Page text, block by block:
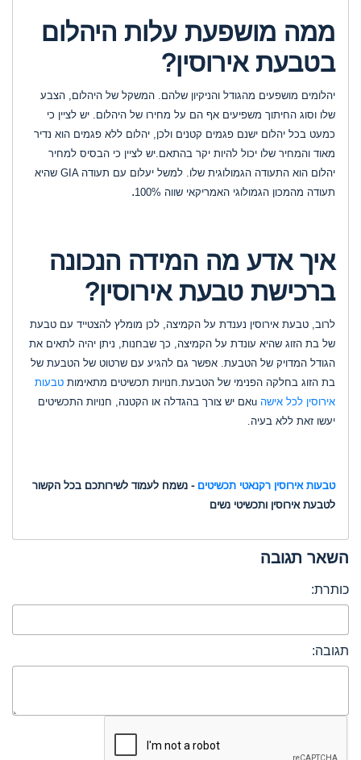
ממה מושפעת עלות היהלום
בטבעת אירוסין?
יהלומים מושפעים מהגודל והניקיון שלהם. המשקל של היהלום, הצבע
שלו וסוג החיתוך משפיעים אף הם על מחירו של היהלום. יש לציין כי
כמעט בכל יהלום ישנם פגמים קטנים ולכן, יהלום ללא פגמים הוא נדיר
מאוד והמחיר שלו יכול להיות יקר בהתאם.יש לציין כי הבסיס למחיר
יהלום הוא התעודה הגמולוגית שלו. למשל יעלום עם תעודה GIA שהיא
תעודה מהמכון הגמולוגי האמריקאי שווה 100%
.
איך אדע מה המידה הנכונה
ברכישת טבעת אירוסין?
לרוב, טבעת אירוסין נענדת על הקמיצה, לכן מומלץ להצטייד עם טבעת
של בת הזוג שהיא עונדת על הקמיצה, כך שבחנות, ניתן יהיה לתאים את
הגודל המדויק של הטבעת. אפשר גם להגיע עם שרטוט של הטבעת של
בת הזוג בחלקה הפנימי של הטבעת.חנויות תכשיטים מתאימות טבעות
אירוסין לכל אישה
uאם יש צורך בהגדלה או הקטנה, חנויות התכשיטים
יעשו זאת ללא בעיה
טבעות אירוסין רקנאטי תכשיטים - נשמח לעמוד לשירותכם בכל הקשור
לטבעת אירוסין ותכשיטי נשים
השאר תגובה
כותרת:
תגובה: